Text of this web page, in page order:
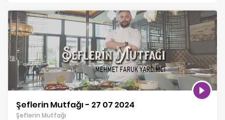
Şeflerin Mutfağı - 27 07 2024
Şeflerin Mutfağı